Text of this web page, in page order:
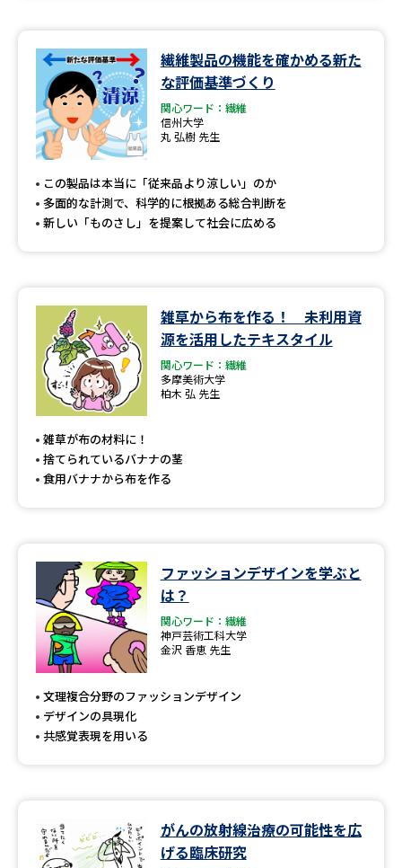
先輩が入学を決めた理由 テレメール全国一斉進学調査
新生活お役立ちガイド
学問発見 学問検索
学問のミニ講義「夢ナビ講義」 学問分野解説
学問の教科書 夢ナビライブ
Ｑ＆Ａ よくあるご質問
テレメール
お支払いサイト
個人情報取扱規定
特定商取引表記
テレメール進学カタログ
訂正のご案内
繊維製品の機能を確かめる新た
な評価基準づくり
関心ワード：繊維
信州大学
丸 弘樹 先生
この製品は本当に「従来品より涼しい」のか
多面的な計測で、科学的に根拠ある総合判断を
新しい「ものさし」を提案して社会に広める
雑草から布を作る！ 未利用資
源を活用したテキスタイル
関心ワード：繊維
多摩美術大学
柏木 弘 先生
雑草が布の材料に！
捨てられているバナナの茎
食用バナナから布を作る
ファッションデザインを学ぶと
は？
関心ワード：繊維
神戸芸術工科大学
金沢 香恵 先生
文理複合分野のファッションデザイン
デザインの具現化
共感覚表現を用いる
がんの放射線治療の可能性を広
げる臨床研究